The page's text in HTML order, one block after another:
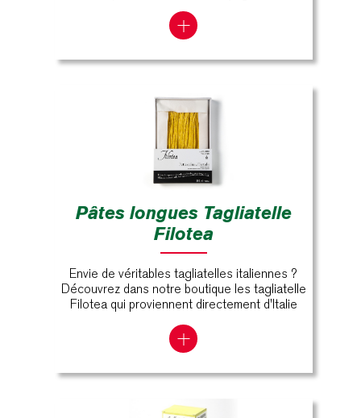
Pâtes longues Tagliatelle
Filotea
Envie de véritables tagliatelles italiennes ?
Découvrez dans notre boutique les tagliatelle
Filotea qui proviennent directement d'Italie